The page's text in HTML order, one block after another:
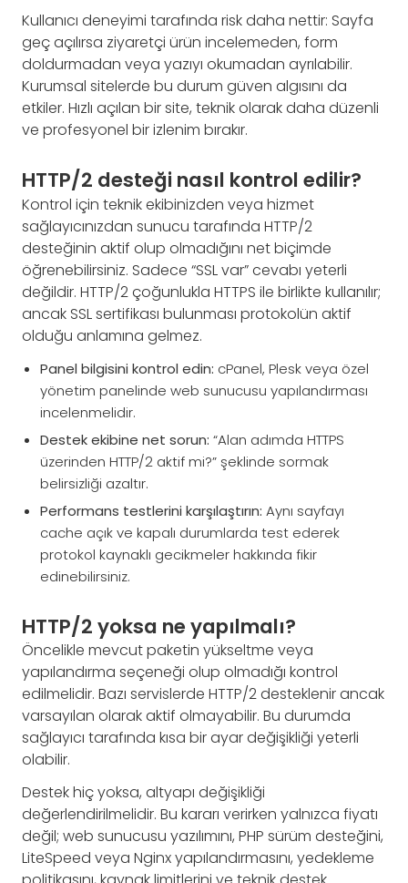
Kullanıcı deneyimi tarafında risk daha nettir: Sayfa
geç açılırsa ziyaretçi ürün incelemeden, form
doldurmadan veya yazıyı okumadan ayrılabilir.
Kurumsal sitelerde bu durum güven algısını da
etkiler. Hızlı açılan bir site, teknik olarak daha düzenli
ve profesyonel bir izlenim bırakır.
HTTP/2 desteği nasıl kontrol edilir?
Kontrol için teknik ekibinizden veya hizmet
sağlayıcınızdan sunucu tarafında HTTP/2
desteğinin aktif olup olmadığını net biçimde
öğrenebilirsiniz. Sadece “SSL var” cevabı yeterli
değildir. HTTP/2 çoğunlukla HTTPS ile birlikte kullanılır;
ancak SSL sertifikası bulunması protokolün aktif
olduğu anlamına gelmez.
Panel bilgisini kontrol edin: cPanel, Plesk veya özel
yönetim panelinde web sunucusu yapılandırması
incelenmelidir.
Destek ekibine net sorun: “Alan adımda HTTPS
üzerinden HTTP/2 aktif mi?” şeklinde sormak
belirsizliği azaltır.
Performans testlerini karşılaştırın: Aynı sayfayı
cache açık ve kapalı durumlarda test ederek
protokol kaynaklı gecikmeler hakkında fikir
edinebilirsiniz.
HTTP/2 yoksa ne yapılmalı?
Öncelikle mevcut paketin yükseltme veya
yapılandırma seçeneği olup olmadığı kontrol
edilmelidir. Bazı servislerde HTTP/2 desteklenir ancak
varsayılan olarak aktif olmayabilir. Bu durumda
sağlayıcı tarafında kısa bir ayar değişikliği yeterli
olabilir.
Destek hiç yoksa, altyapı değişikliği
değerlendirilmelidir. Bu kararı verirken yalnızca fiyatı
değil; web sunucusu yazılımını, PHP sürüm desteğini,
LiteSpeed veya Nginx yapılandırmasını, yedekleme